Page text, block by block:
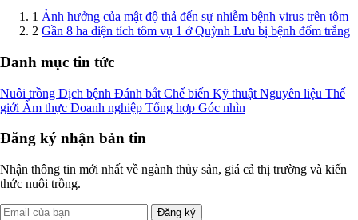
1 Ảnh hưởng của mật độ thả đến sự nhiễm bệnh virus trên tôm
2 Gần 8 ha diện tích tôm vụ 1 ở Quỳnh Lưu bị bệnh đốm trắng
Danh mục tin tức
Nuôi trồng Dịch bệnh Đánh bắt Chế biến Kỹ thuật Nguyên liệu Thế
giới Ẩm thực Doanh nghiệp Tổng hợp Góc nhìn
Đăng ký nhận bản tin
Nhận thông tin mới nhất về ngành thủy sản, giá cả thị trường và kiến
thức nuôi trồng.
Đăng ký